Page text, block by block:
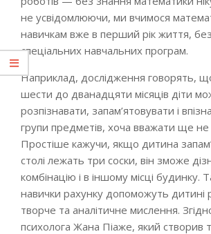
не усвідомлюючи, ми вчимося
навичкам вже в перший рік життя,
спеціальних навчальних програм.
Наприклад, дослідження говорять, що
шести до дванадцяти місяців діти
розпізнавати, запам’ятовувати і
групи предметів, хоча вважати ще не
Простіше кажучи, якщо дитина
столі лежать три соски, він зможе
комбінацію і в іншому місці будинку.
навички рахунку допоможуть дитині
творче та аналітичне мислення.
психолога Жана Піаже, який створив